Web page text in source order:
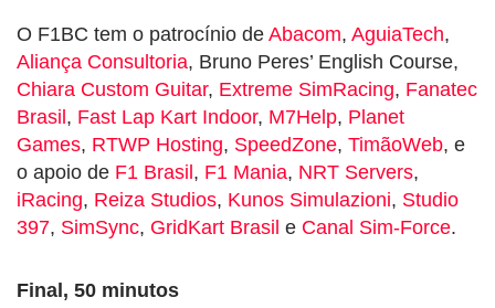
O F1BC tem o patrocínio de Abacom, AguiaTech,
Aliança Consultoria, Bruno Peres’ English Course,
Chiara Custom Guitar, Extreme SimRacing, Fanatec
Brasil, Fast Lap Kart Indoor, M7Help, Planet
Games, RTWP Hosting, SpeedZone, TimãoWeb, e
o apoio de F1 Brasil, F1 Mania, NRT Servers,
iRacing, Reiza Studios, Kunos Simulazioni, Studio
397, SimSync, GridKart Brasil e Canal Sim-Force.
Final, 50 minutos